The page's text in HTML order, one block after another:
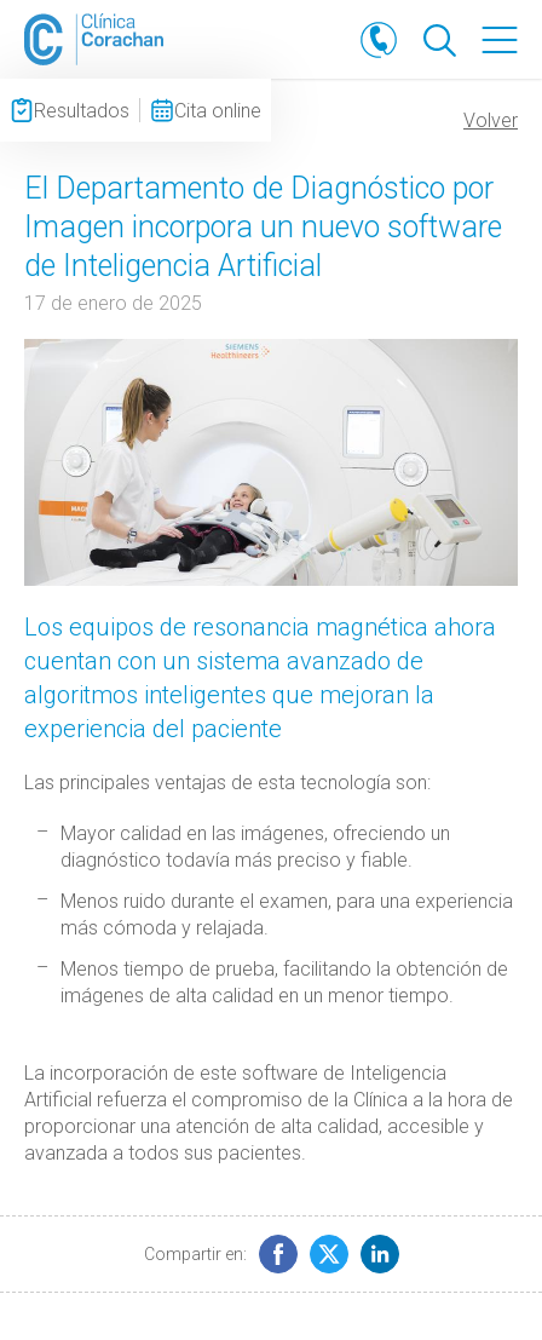
Resultados Cita online Volver
NOTICIAS
El Departamento de Diagnóstico por
Imagen incorpora un nuevo software
de Inteligencia Artificial
17 de enero de 2025
Los equipos de resonancia magnética ahora
cuentan con un sistema avanzado de
algoritmos inteligentes que mejoran la
experiencia del paciente
Las principales ventajas de esta tecnología son:
Mayor calidad en las imágenes, ofreciendo un
diagnóstico todavía más preciso y fiable.
Menos ruido durante el examen, para una experiencia
más cómoda y relajada.
Menos tiempo de prueba, facilitando la obtención de
imágenes de alta calidad en un menor tiempo.
La incorporación de este software de Inteligencia
Artificial refuerza el compromiso de la Clínica a la hora de
proporcionar una atención de alta calidad, accesible y
avanzada a todos sus pacientes.
Compartir en: